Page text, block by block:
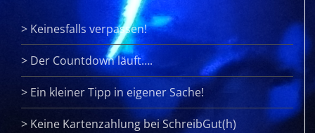
> Keinesfalls verpassen!
> Der Countdown läuft….
> Ein kleiner Tipp in eigener Sache!
> Keine Kartenzahlung bei SchreibGut(h)